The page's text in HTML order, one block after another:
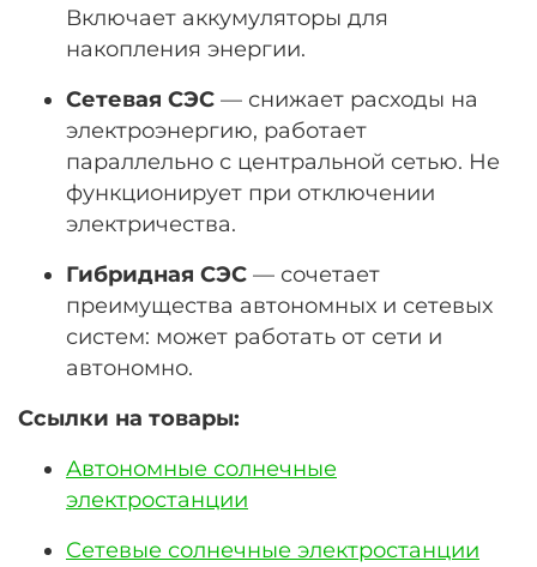
Включает аккумуляторы для
накопления энергии.
Сетевая СЭС — снижает расходы на
электроэнергию, работает
параллельно с центральной сетью. Не
функционирует при отключении
электричества.
Гибридная СЭС — сочетает
преимущества автономных и сетевых
систем: может работать от сети и
автономно.
Ссылки на товары:
Автономные солнечные
электростанции
Сетевые солнечные электростанции